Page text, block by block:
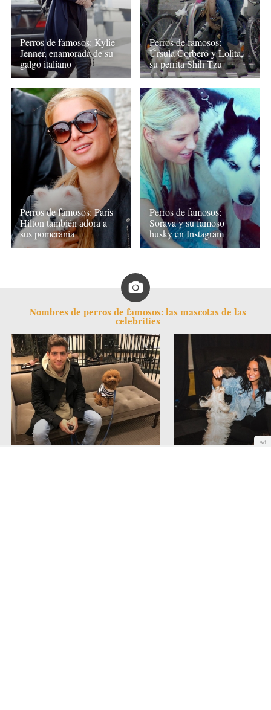
Perros de famosos: Kylie
Jenner, enamorada de su
galgo italiano
Perros de famosos:
Úrsula Corberó y Lolita,
su perrita Shih Tzu
Perros de famosos: Paris
Hilton también adora a
sus pomerania
Perros de famosos:
Soraya y su famoso
husky en Instagram
Nombres de perros de famosos: las mascotas de las
celebrities
Ad